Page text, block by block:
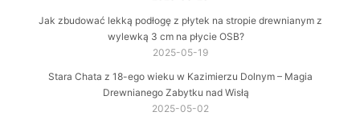
Jak zbudować lekką podłogę z płytek na stropie drewnianym z
wylewką 3 cm na płycie OSB?
2025-05-19
Stara Chata z 18-ego wieku w Kazimierzu Dolnym – Magia
Drewnianego Zabytku nad Wisłą
2025-05-02